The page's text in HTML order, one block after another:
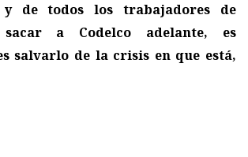
de todos los trabajadores de
sacar a Codelco adelante, es
salvarlo de la crisis en que está,